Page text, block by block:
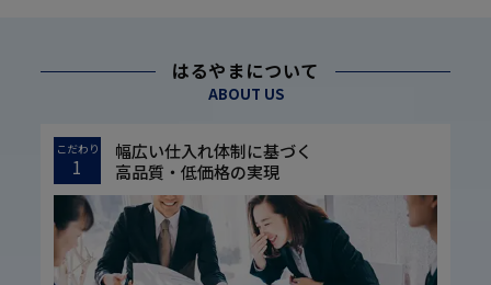
はるやまについて
ABOUT US
こだわり
1
幅広い仕入れ体制に基づく
高品質・低価格の実現